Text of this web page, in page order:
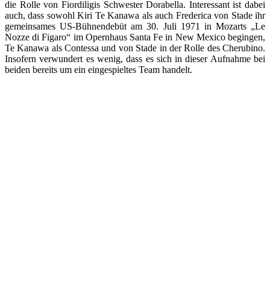
die Rolle von Fiordiligis Schwester Dorabella. Interessant ist dabei
auch, dass sowohl Kiri Te Kanawa als auch Frederica von Stade ihr
gemeinsames US-Bühnendebüt am 30. Juli 1971 in Mozarts „Le
Nozze di Figaro“ im Opernhaus Santa Fe in New Mexico begingen,
Te Kanawa als Contessa und von Stade in der Rolle des Cherubino.
Insofern verwundert es wenig, dass es sich in dieser Aufnahme bei
beiden bereits um ein eingespieltes Team handelt.